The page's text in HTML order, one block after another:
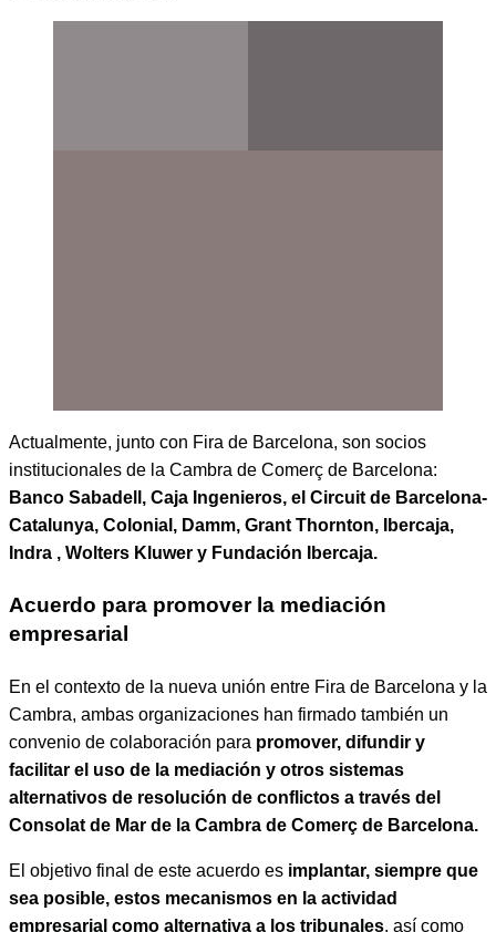
Actualmente, junto con Fira de Barcelona, son socios
institucionales de la Cambra de Comerç de Barcelona:
Banco Sabadell, Caja Ingenieros, el Circuit de Barcelona-
Catalunya, Colonial, Damm, Grant Thornton, Ibercaja,
Indra , Wolters Kluwer y Fundación Ibercaja.
Acuerdo para promover la mediación
empresarial
En el contexto de la nueva unión entre Fira de Barcelona y la
Cambra, ambas organizaciones han firmado también un
convenio de colaboración para promover, difundir y
facilitar el uso de la mediación y otros sistemas
alternativos de resolución de conflictos a través del
Consolat de Mar de la Cambra de Comerç de Barcelona.
El objetivo final de este acuerdo es implantar, siempre que
sea posible, estos mecanismos en la actividad
empresarial como alternativa a los tribunales, así como